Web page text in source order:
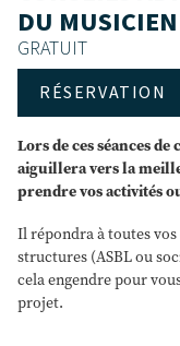
DU MUSICIEN
GRATUIT
RÉSERVATION
Lors de ces séances
aiguillera vers la
prendre vos activités
Il répondra à toutes
structures (ASBL ou
cela engendre pour
projet.